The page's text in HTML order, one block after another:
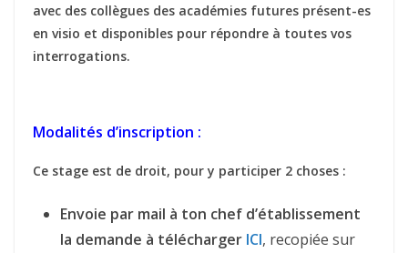
avec des collègues des académies futures présent-es
en visio et disponibles pour répondre à toutes vos
interrogations.
Modalités d’inscription :
Ce stage est de droit, pour y participer 2 choses :
Envoie par mail à ton chef d’établissement
la demande à télécharger ICI, recopiée sur